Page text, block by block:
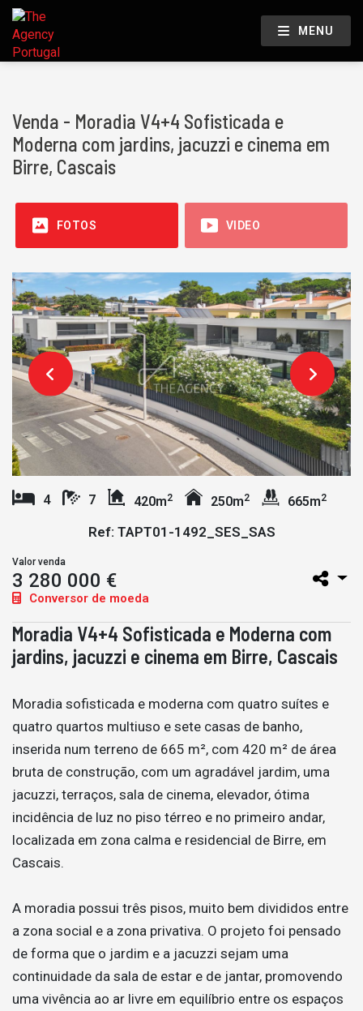
MENU
Venda - Moradia V4+4 Sofisticada e
Moderna com jardins, jacuzzi e cinema em
Birre, Cascais
FOTOS VIDEO
4 7 420m2 250m2 665m2
Ref: TAPT01-1492_SES_SAS
Valor venda
3 280 000 €
Conversor de moeda
Moradia V4+4 Sofisticada e Moderna com
jardins, jacuzzi e cinema em Birre, Cascais
Moradia sofisticada e moderna com quatro suítes e
quatro quartos multiuso e sete casas de banho,
inserida num terreno de 665 m², com 420 m² de área
bruta de construção, com um agradável jardim, uma
jacuzzi, terraços, sala de cinema, elevador, ótima
incidência de luz no piso térreo e no primeiro andar,
localizada em zona calma e residencial de Birre, em
Cascais.
A moradia possui três pisos, muito bem divididos entre
a zona social e a zona privativa. O projeto foi pensado
de forma que o jardim e a jacuzzi sejam uma
continuidade da sala de estar e de jantar, promovendo
uma vivência ao ar livre em equilíbrio entre os espaços